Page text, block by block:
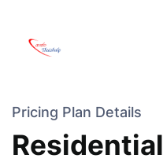
Pricing Plan Details
Residential